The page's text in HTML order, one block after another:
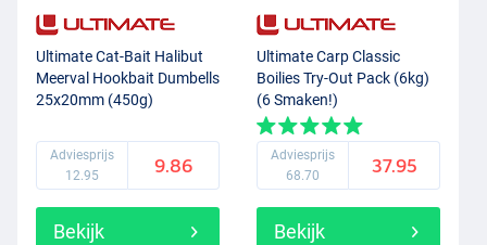
Hutchinson!
Ultimate Cat-Bait Halibut
Meerval Hookbait Dumbells
25x20mm (450g)
Adviesprijs
12.95
9.86
Bekijk
Ultimate Carp Classic
Boilies Try-Out Pack (6kg)
(6 Smaken!)
Adviesprijs
68.70
37.95
Bekijk